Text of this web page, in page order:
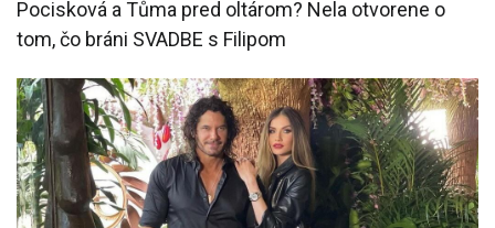
Pocisková a Tůma pred oltárom? Nela otvorene o
tom, čo bráni SVADBE s Filipom